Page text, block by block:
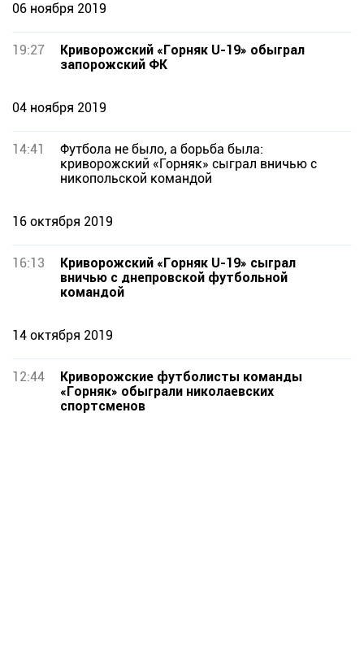
06 ноября 2019
19:27
Криворожский «Горняк U-19» обыграл
запорожский ФК
04 ноября 2019
14:41
Футбола не было, а борьба была:
криворожский «Горняк» сыграл вничью с
никопольской командой
16 октября 2019
16:13
Криворожский «Горняк U-19» сыграл
вничью с днепровской футбольной
командой
14 октября 2019
12:44
Криворожские футболисты команды
«Горняк» обыграли николаевских
спортсменов